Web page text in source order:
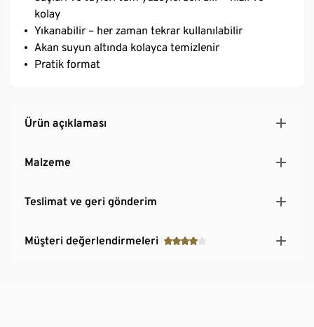
kolay
Yıkanabilir – her zaman tekrar kullanılabilir
Akan suyun altında kolayca temizlenir
Pratik format
Ürün açıklaması
Malzeme
Teslimat ve geri gönderim
Müşteri değerlendirmeleri